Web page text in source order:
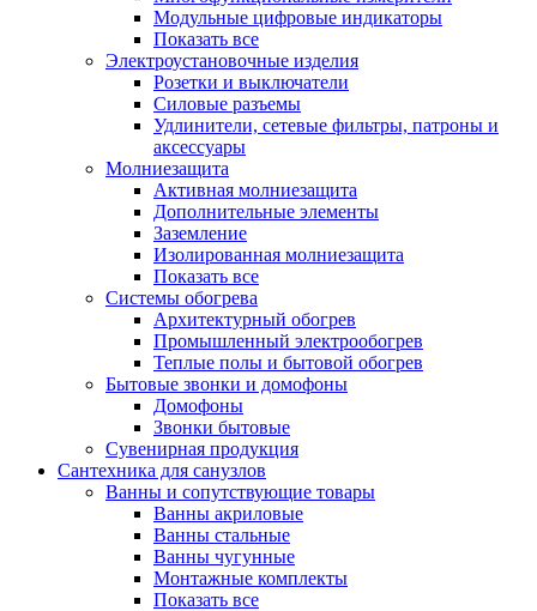
Модульные цифровые индикаторы
Показать все
Электроустановочные изделия
Розетки и выключатели
Силовые разъемы
Удлинители, сетевые фильтры, патроны и
аксессуары
Молниезащита
Активная молниезащита
Дополнительные элементы
Заземление
Изолированная молниезащита
Показать все
Системы обогрева
Архитектурный обогрев
Промышленный электрообогрев
Теплые полы и бытовой обогрев
Бытовые звонки и домофоны
Домофоны
Звонки бытовые
Сувенирная продукция
Сантехника для санузлов
Ванны и сопутствующие товары
Ванны акриловые
Ванны стальные
Ванны чугунные
Монтажные комплекты
Показать все